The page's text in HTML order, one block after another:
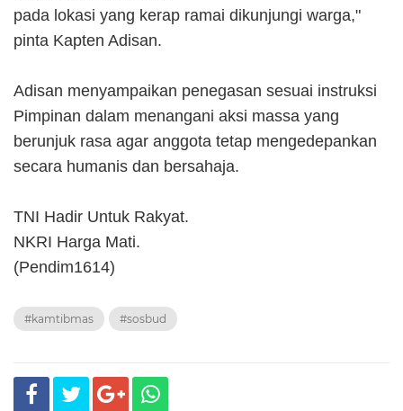
pada lokasi yang kerap ramai dikunjungi warga,"
pinta Kapten Adisan.
Adisan menyampaikan penegasan sesuai instruksi
Pimpinan dalam menangani aksi massa yang
berunjuk rasa agar anggota tetap mengedepankan
secara humanis dan bersahaja.
TNI Hadir Untuk Rakyat.
NKRI Harga Mati.
(Pendim1614)
#kamtibmas #sosbud